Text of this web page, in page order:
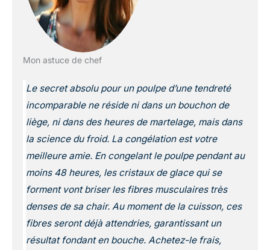
Mon astuce de chef
Le secret absolu pour un poulpe d’une tendreté
incomparable ne réside ni dans un bouchon de
liège, ni dans des heures de martelage, mais dans
la science du froid. La congélation est votre
meilleure amie. En congelant le poulpe pendant au
moins 48 heures, les cristaux de glace qui se
forment vont briser les fibres musculaires très
denses de sa chair. Au moment de la cuisson, ces
fibres seront déjà attendries, garantissant un
résultat fondant en bouche. Achetez-le frais,